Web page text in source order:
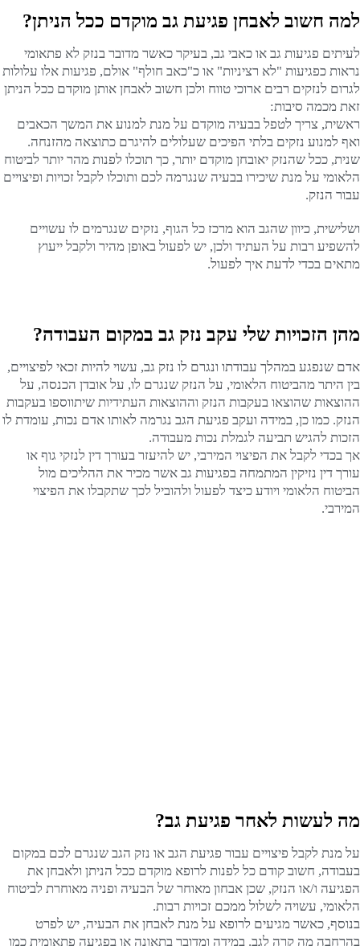
למה חשוב לאבחן פגיעת גב מוקדם ככל הניתן?
לעיתים פגיעות גב או כאבי גב, בעיקר כאשר מדובר בנזק לא פתאומי
נראות כפגיעות "לא רציניות" או כ"כאב חולף" אולם, פגיעות אלו עלולות
לגרום לנזקים רבים ארוכי טווח ולכן חשוב לאבחן אותן מוקדם ככל הניתן
זאת מכמה סיבות:
ראשית, צריך לטפל בבעיה מוקדם על מנת למנוע את המשך הכאבים
ואף למנוע נזקים בלתי הפיכים שעלולים להיגרם כתוצאה מהזנחה.
שנית, ככל שהנזק יאובחן מוקדם יותר, כך תוכלו לפנות מהר יותר לביטוח
הלאומי על מנת שיכירו בבעיה שנגרמה לכם ותוכלו לקבל זכויות ופיצויים
עבור הנזק.
ושלישית, כיוון שהגב הוא מרכז כל הגוף, נזקים שנגרמים לו עשויים
להשפיע רבות על העתיד ולכן, יש לפעול באופן מהיר ולקבל ייעוץ
מתאים בכדי לדעת איך לפעול.
מהן הזכויות שלי עקב נזק גב במקום העבודה?
אדם שנפגע במהלך עבודתו ונגרם לו נזק גב, עשוי להיות זכאי לפיצויים,
בין היתר מהביטוח הלאומי, על הנזק שנגרם לו, על אובדן הכנסה, על
ההוצאות שהוצאו בעקבות הנזק וההוצאות העתידיות שיתווספו בעקבות
הנזק. כמו כן, במידה ועקב פגיעת הגב נגרמה לאותו אדם נכות, עומדת לו
הזכות להגיש תביעה לגמלת נכות מעבודה.
אך בכדי לקבל את הפיצוי המירבי, יש להיעזר בעורך דין לנזקי גוף או
עורך דין נזיקין המתמחה בפגיעות גב אשר מכיר את ההליכים מול
הביטוח הלאומי ויודע כיצד לפעול ולהוביל לכך שתקבלו את הפיצוי
המירבי.
מה לעשות לאחר פגיעת גב?
על מנת לקבל פיצויים עבור פגיעת הגב או נזק הגב שנגרם לכם במקום
בעבודה, חשוב קודם כל לפנות לרופא מוקדם ככל הניתן ולאבחן את
הפגיעה ו/או הנזק, שכן אבחון מאוחר של הבעיה ופניה מאוחרת לביטוח
הלאומי, עשויה לשלול ממכם זכויות רבות.
בנוסף, כאשר מגיעים לרופא על מנת לאבחן את הבעיה, יש לפרט
בהרחבה מה קרה לגב. במידה ומדובר בתאונה או בפגיעה פתאומית כמו